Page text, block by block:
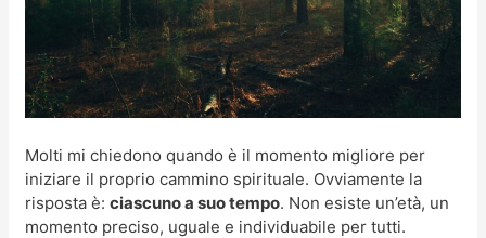
Molti mi chiedono quando è il momento migliore per
iniziare il proprio cammino spirituale. Ovviamente la
risposta è:ciascuno a suo tempo. Non esiste un’età, un
momento preciso, uguale e individuabile per tutti.